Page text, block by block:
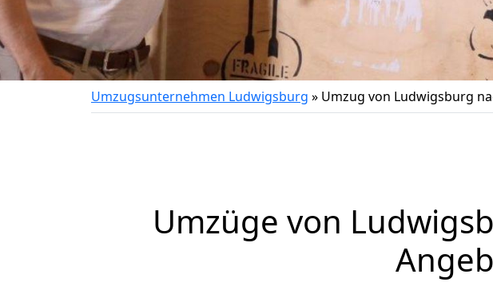
Umzugsunternehmen Ludwigsburg » Umzug von Ludwigsburg
Umzüge von